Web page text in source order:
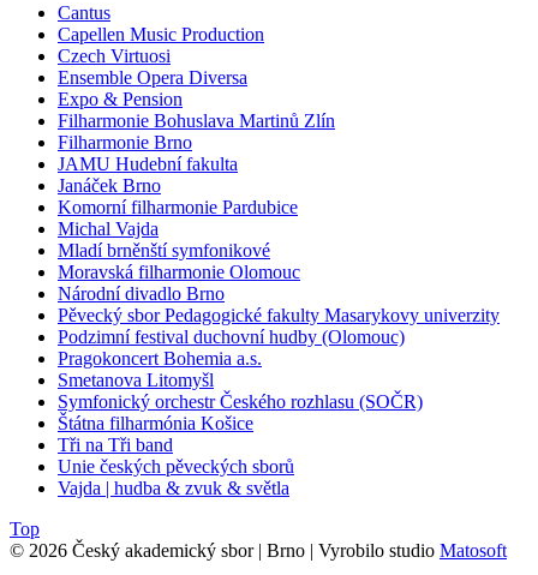
Cantus
Capellen Music Production
Czech Virtuosi
Ensemble Opera Diversa
Expo & Pension
Filharmonie Bohuslava Martinů Zlín
Filharmonie Brno
JAMU Hudební fakulta
Janáček Brno
Komorní filharmonie Pardubice
Michal Vajda
Mladí brněnští symfonikové
Moravská filharmonie Olomouc
Národní divadlo Brno
Pěvecký sbor Pedagogické fakulty Masarykovy univerzity
Podzimní festival duchovní hudby (Olomouc)
Pragokoncert Bohemia a.s.
Smetanova Litomyšl
Symfonický orchestr Českého rozhlasu (SOČR)
Štátna filharmónia Košice
Tři na Tři band
Unie českých pěveckých sborů
Vajda | hudba & zvuk & světla
Top
© 2026 Český akademický sbor | Brno | Vyrobilo studio Matosoft